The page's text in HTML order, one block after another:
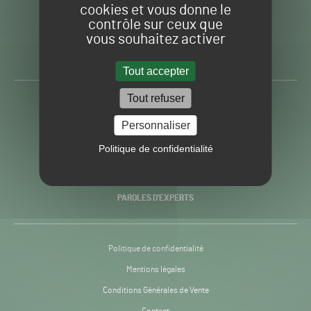
cookies et vous donne le
contrôle sur ceux que
vous souhaitez activer
Tout accepter
Tout refuser
Personnaliser
Politique de confidentialité
Gazon
Sport
H24
-
Toute l’info autour du
PRATIQUES
PAROLES D’EXPERTS
Politique de confidentialité
Mentions légales
Conditions Générales de Vente